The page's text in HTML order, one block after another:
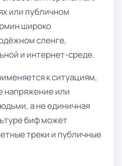
или публичном
широко
сленге,
и интернет-среде.
к ситуациям,
напряжение или
а не единичная
биф может
треки и публичные